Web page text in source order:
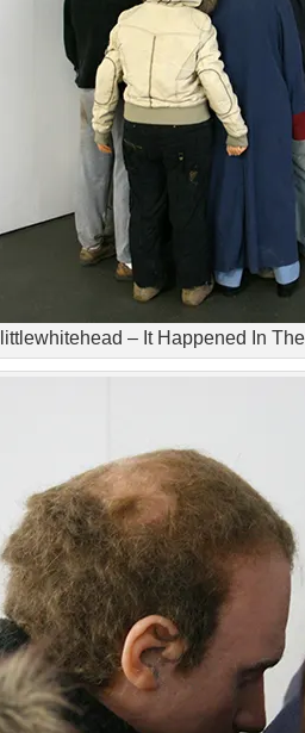
littlewhitehead – It Happened In